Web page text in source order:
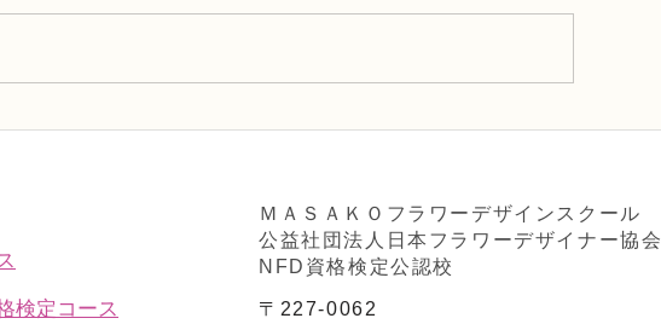
検定コース
ＭＡＳＡＫＯフラワーデザインスクール
公益社団法人日本フラワーデザイナー協会
NFD資格検定公認校
〒227-0062